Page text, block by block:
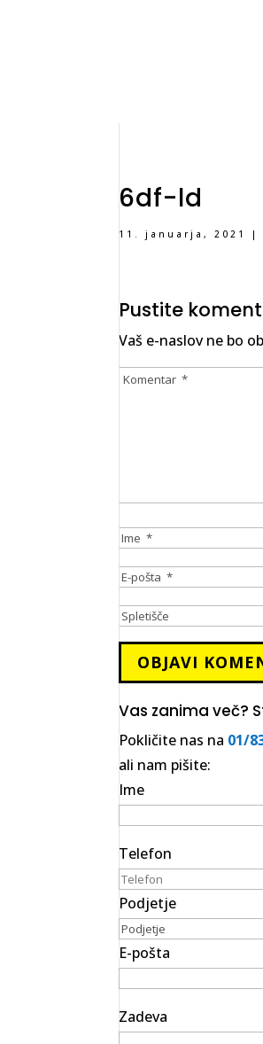
6df-ld
11. januarja, 2021 |
Pustite
Vaš e-naslov ne bo
Vas zanima več?
Pokličite nas na 01/
ali nam pišite:
Ime
Telefon
Podjetje
E-pošta
Zadeva